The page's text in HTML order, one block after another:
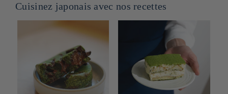
Cuisinez japonais avec nos recettes